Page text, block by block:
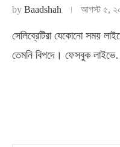
by Baadshah আগস্ট ৫,
সেলিব্রেটিরা যেকোনো সময়
তেমনি বিপদে। ফেসবুক